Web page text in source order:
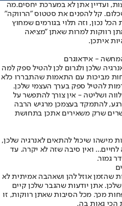
ועדיין אתן לא במערכת יחסים.מה
קל להפנים את סטטוס "הרווקה"
נכון, וזה תלוי בגורמים שמחוץ
רווקות למרות שאתן "מציאה
איתכן.
- אידאוגרם
שלכן ולגרום לכן להטיל ספק למה
מביכות עם התאמות שהתבררו כלא
להטיל ספק בערך העצמי שלכן.
ושליטה - אין צורך להתפשר על
להתמקד בעצמכן מרגיש הרבה
שרק משאירים אתכן בתחושת
מישהו שיכול להתאים לאנרגיה שלכן,
ואין סיבה שזה לא יקרה. עד
גמור.
שהזמן אוזל להן ושאהבה אמיתית לא
אתן יודעות שהגבר שלכן קיים
מכך. מכל הסיבות שאתן רווקות, זו
הכי גאות בה.